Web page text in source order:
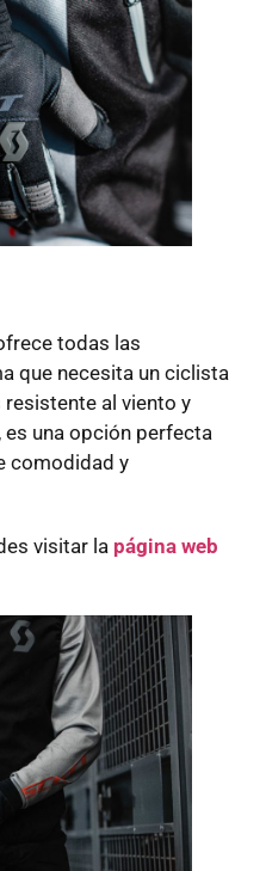
todas las
que necesita un ciclista
al viento y
una opción perfecta
comodidad y
visitar la página web